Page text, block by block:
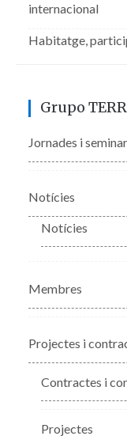
internacional
Habitatge,
Grupo
Jornades i
Notícies
Notícies
Membres
Projectes i
Contractes i
Projectes